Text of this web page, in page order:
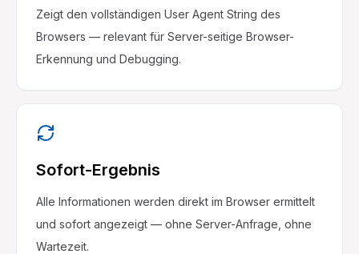
Zeigt den vollständigen User Agent String des
Browsers — relevant für Server-seitige Browser-
Erkennung und Debugging.
Sofort-Ergebnis
Alle Informationen werden direkt im Browser ermittelt
und sofort angezeigt — ohne Server-Anfrage, ohne
Wartezeit.